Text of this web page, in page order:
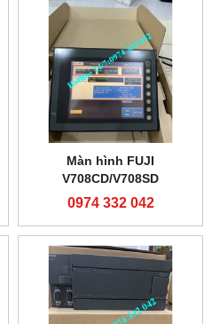
Màn hình FUJI
V708CD/V708SD
0974 332 042